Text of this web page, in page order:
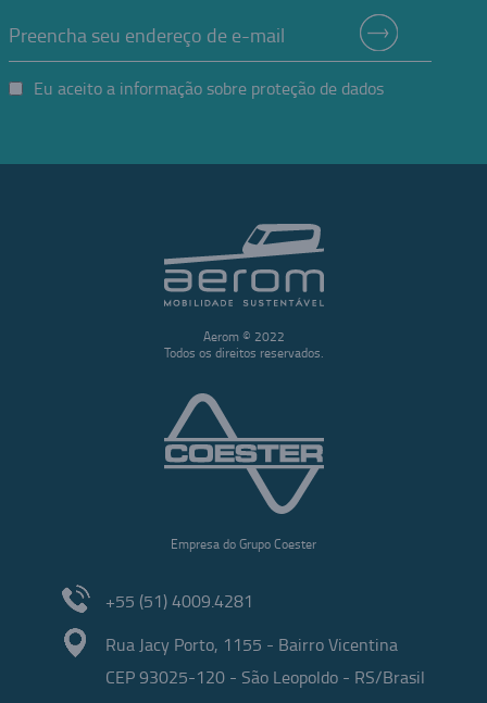
Eu aceito a informação sobre proteção de dados
Aerom © 2022
Todos os direitos reservados.
Empresa do Grupo Coester
+55 (51) 4009.4281
Rua Jacy Porto, 1155 - Bairro Vicentina
CEP 93025-120 - São Leopoldo - RS/Brasil